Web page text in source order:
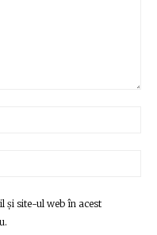
și site-ul web în acest